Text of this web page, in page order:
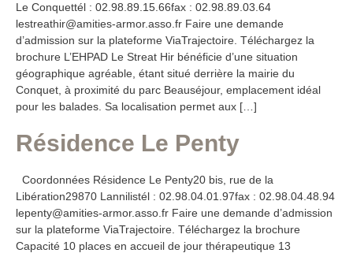
Le Conquettél : 02.98.89.15.66fax : 02.98.89.03.64
lestreathir@amities-armor.asso.fr Faire une demande
d’admission sur la plateforme ViaTrajectoire. Téléchargez la
brochure L’EHPAD Le Streat Hir bénéficie d’une situation
géographique agréable, étant situé derrière la mairie du
Conquet, à proximité du parc Beauséjour, emplacement idéal
pour les balades. Sa localisation permet aux […]
Résidence Le Penty
Coordonnées Résidence Le Penty20 bis, rue de la
Libération29870 Lannilistél : 02.98.04.01.97fax : 02.98.04.48.94
lepenty@amities-armor.asso.fr Faire une demande d’admission
sur la plateforme ViaTrajectoire. Téléchargez la brochure
Capacité 10 places en accueil de jour thérapeutique 13